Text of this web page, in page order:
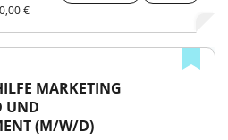
€
MARKETING
UND
(M/W/D)